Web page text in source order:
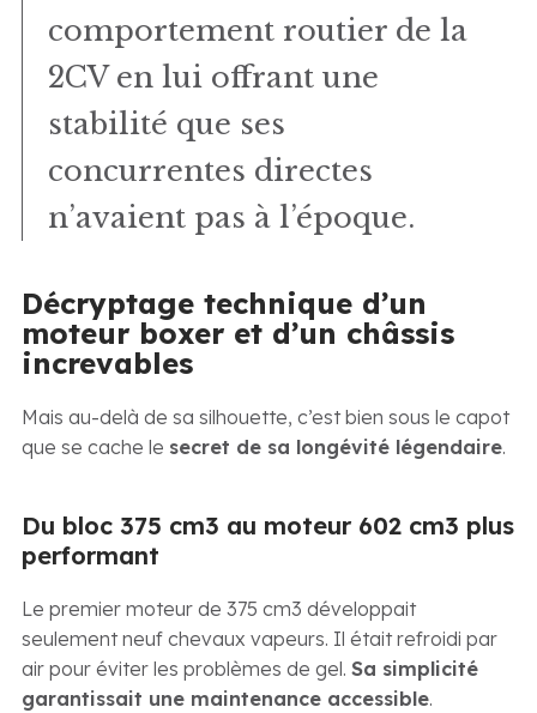
comportement routier de la
2CV en lui offrant une
stabilité que ses
concurrentes directes
n’avaient pas à l’époque.
Décryptage technique d’un
moteur boxer et d’un châssis
increvables
Mais au-delà de sa silhouette, c’est bien sous le capot
que se cache le secret de sa longévité légendaire.
Du bloc 375 cm3 au moteur 602 cm3 plus
performant
Le premier moteur de 375 cm3 développait
seulement neuf chevaux vapeurs. Il était refroidi par
air pour éviter les problèmes de gel. Sa simplicité
garantissait une maintenance accessible.